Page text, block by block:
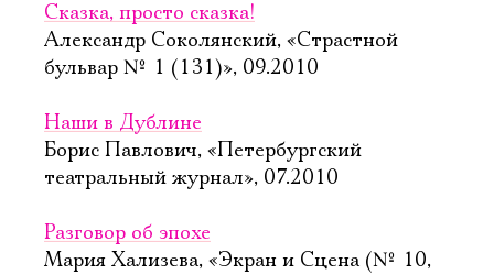
Сказка, просто сказка!
Александр Соколянский, «Страстной
бульвар № 1 (131)», 09.2010
Наши в Дублине
Борис Павлович, «Петербургский
театральный журнал», 07.2010
Разговор об эпохе
Мария Хализева, «Экран и Сцена (№ 10,